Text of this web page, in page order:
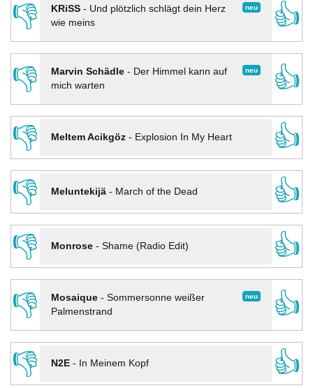
👎
neu
KRiSS- Und plötzlich schlägt dein Herz
wie meins
👍
👎 neu
Marvin Schädle- Der Himmel kann auf
mich warten
👍
👎
Meltem Acikgöz- Explosion In My Heart
👍
👎
Meluntekijä- March of the Dead
👍
👎
Monrose- Shame (Radio Edit)
👍
👎
neu
Mosaique- Sommersonne weißer
Palmenstrand
👍
👎
N2E- In Meinem Kopf
👍